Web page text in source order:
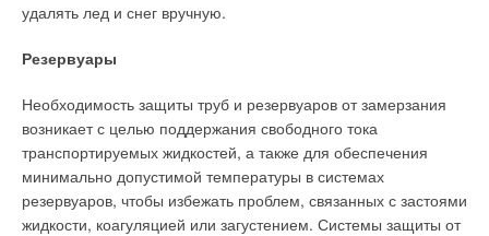
удалять лед и снег вручную.
Резервуары
Необходимость защиты труб и резервуаров от замерзания
возникает с целью поддержания свободного тока
транспортируемых жидкостей, а также для обеспечения
минимально допустимой температуры в системах
резервуаров, чтобы избежать проблем, связанных с застоями
жидкости, коагуляцией или загустением. Системы защиты от